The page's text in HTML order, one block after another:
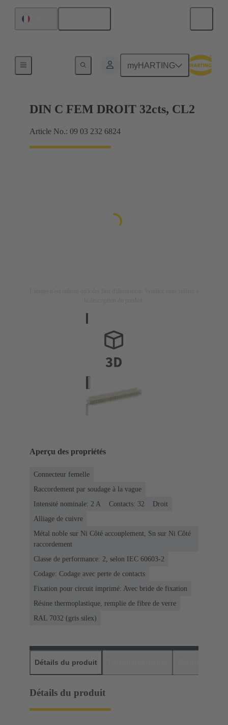
myHARTING
Raccordement carte mère à carte fille
DIN C FEM DROIT 32cts, CL2
Article No.: 09 03 232 6824
Aperçu des propriétés
Connecteur femelle
Raccordement par soudage à la vague
Intensité nominale: ‌2 A
Contacts: 32
Droit
Alliage de cuivre
Métal noble sur Ni Côté accouplement, Sn sur Ni Côté
raccordement
Classe de performance: 2, selon IEC 60603-2
Codage: Codage avec perte de contacts
Fixation pour circuit imprimé: Avec bride de fixation
Résine thermoplastique, remplie de fibre de verre
RAL 7032 (gris silex)
Détails du produit
Détails du produit